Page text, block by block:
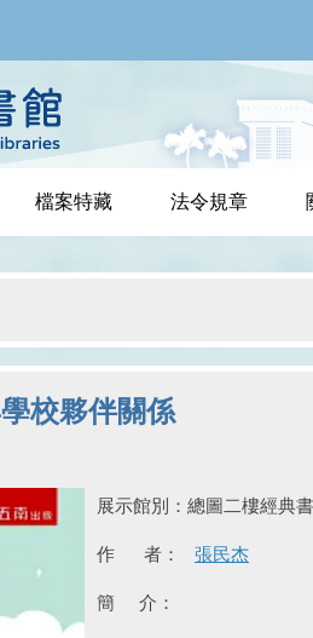
檔案特藏 法令規章
校夥伴關係
展示館別：總圖二樓經典
作 者： 張民杰
簡 介：